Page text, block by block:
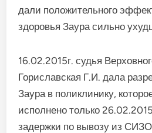
дали положительного
здоровья Заура сильно
16.02.2015г. судья
Гориславская Г.И. дала
Заура в поликлинику,
исполнено только
задержки по вывозу из